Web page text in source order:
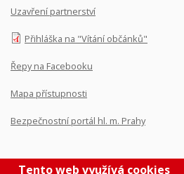
Tento web využívá cookies
Uzavření partnerství
Přihláška na "Vítání občánků"
Řepy na Facebooku
Mapa přístupnosti
Bezpečnostní portál hl. m. Prahy